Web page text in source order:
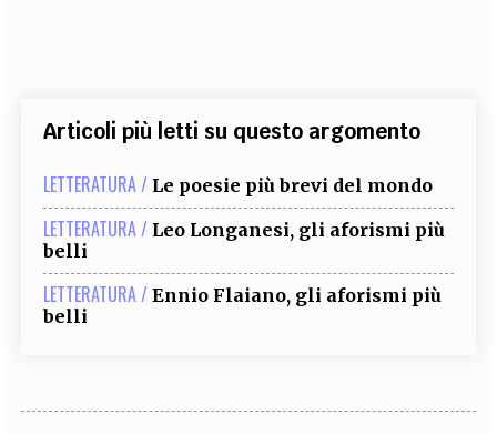
Articoli più letti su questo argomento
LETTERATURA / Le poesie più brevi del mondo
LETTERATURA / Leo Longanesi, gli aforismi più
belli
LETTERATURA / Ennio Flaiano, gli aforismi più
belli